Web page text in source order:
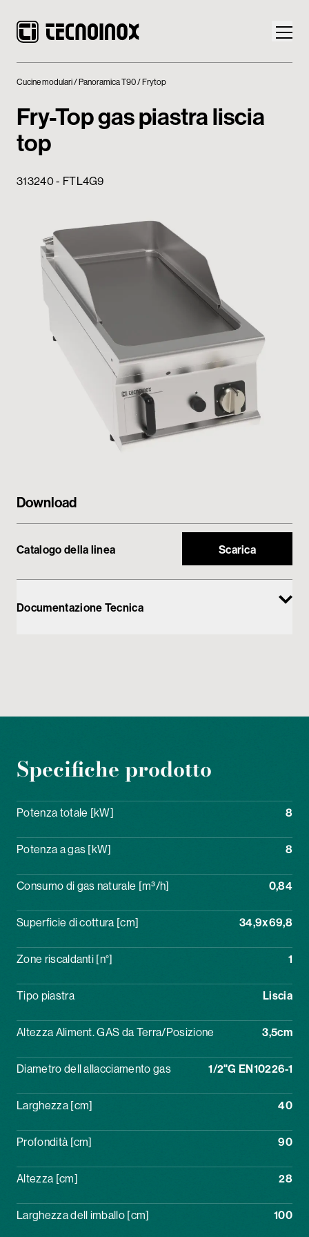
Prodotti
Mondo Tecnoinox
Download
Contatti
My Tecnoinox
Cucine modulari Panoramica T90 Frytop
Fry-Top gas piastra liscia
top
313240 - FTL4G9
Download
Catalogo della linea Scarica
Documentazione Tecnica
Specifiche prodotto
Potenza totale [kW] 8
Potenza a gas [kW] 8
Consumo di gas naturale [m³/h] 0,84
Superficie di cottura [cm] 34,9x69,8
Zone riscaldanti [n°] 1
Tipo piastra Liscia
Altezza Aliment. GAS da Terra/Posizione 3,5cm
Diametro dell allacciamento gas 1/2"G EN10226-1
Larghezza [cm] 40
Profondità [cm] 90
Altezza [cm] 28
Larghezza dell imballo [cm] 100